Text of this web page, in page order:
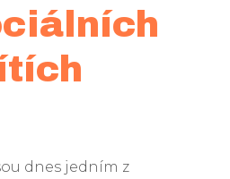
dnes jedním z